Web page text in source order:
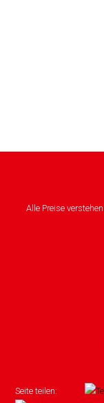
Alle Preise
Seite teilen: